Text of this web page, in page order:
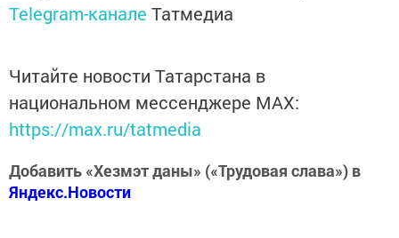
Telegram-канале Татмедиа
Читайте новости Татарстана в
национальном мессенджере MАХ:
https://max.ru/tatmedia
Добавить «Хезмэт даны» («Трудовая слава») в
Яндекс.Новости